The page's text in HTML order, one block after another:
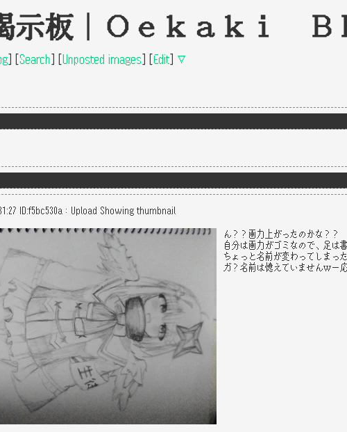
掲示板｜Oekaki
] [Search] [Unposted images] [Edit] ▽
ID:f5bc530a ： Upload Showing thumbnail
ん？？画力上がったのかな？？
自分は画力がゴミなので、足は
ちょっと名前が変わってしまっ
ガ？名前は憶えていませんｗ一